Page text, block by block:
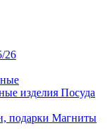
26
изделия Посуда
подарки Магниты